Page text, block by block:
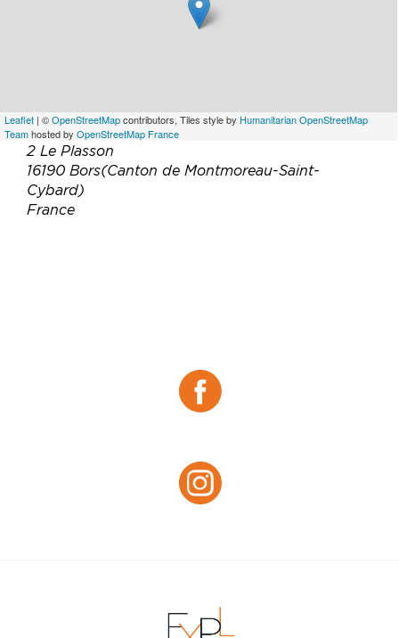
Leaflet | ©OpenStreetMapcontributors, Tiles style by Humanitarian OpenStreetMap
Teamhosted by OpenStreetMap France
2 Le Plasson
16190 Bors(Canton de Montmoreau-Saint-
Cybard)
France